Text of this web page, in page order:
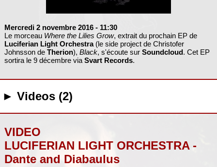
Mercredi 2 novembre 2016 - 11:30
Le morceau Where the Lilies Grow, extrait du prochain EP de
Luciferian Light Orchestra(le side project de Christofer
Johnsson de Therion), Black, s'écoute sur Soundcloud. Cet EP
sortira le 9 décembre via Svart Records.
► Videos (2)
VIDEO
LUCIFERIAN LIGHT ORCHESTRA -
Dante and Diabaulus